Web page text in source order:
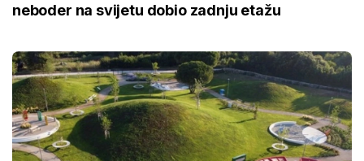
neboder na svijetu dobio zadnju etažu